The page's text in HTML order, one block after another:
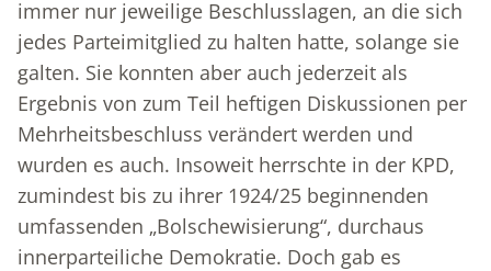
immer nur jeweilige Beschlusslagen, an die sich
jedes Parteimitglied zu halten hatte, solange sie
galten. Sie konnten aber auch jederzeit als
Ergebnis von zum Teil heftigen Diskussionen per
Mehrheitsbeschluss verändert werden und
wurden es auch. Insoweit herrschte in der KPD,
zumindest bis zu ihrer 1924/25 beginnenden
umfassenden „Bolschewisierung“, durchaus
innerparteiliche Demokratie. Doch gab es